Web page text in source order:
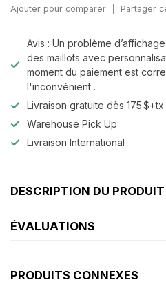
Ajouter pour comparer Partager
Avis : Un problème
des maillots avec
moment du paiement est
l'inconvénient .
Livraison gratuite dès 175
Warehouse Pick Up
Livraison International
DESCRIPTION DU PRODUIT
ÉVALUATIONS
PRODUITS CONNEXES